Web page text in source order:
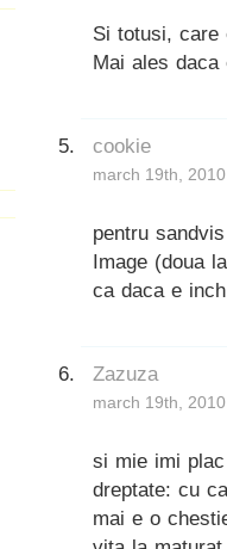
Si totusi, care
Mai ales
cookie
march 19th,
pentru
Image (doua
ca daca e
Zazuza
march 19th,
si mie imi
dreptate: cu
mai e o